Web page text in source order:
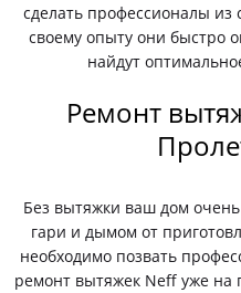
сделать профессионалы из
своему опыту они быстро
найдут
Ремонт
Без вытяжки ваш дом
гари и дымом от
необходимо позвать
ремонт вытяжек Neff уже на